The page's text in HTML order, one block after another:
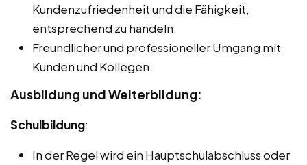
Kundenzufriedenheit und die Fähigkeit,
entsprechend zu handeln.
Freundlicher und professioneller Umgang mit
Kunden und Kollegen.
Ausbildung und Weiterbildung:
Schulbildung:
In der Regel wird ein Hauptschulabschluss oder